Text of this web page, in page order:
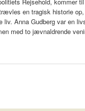
en tragisk historie
Anna Gudberg var en
med to jævnaldrende